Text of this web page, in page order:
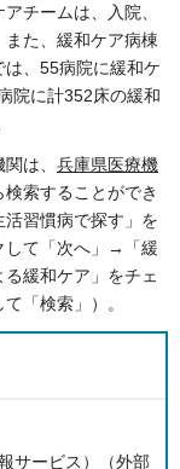
チームは、入院、
た、緩和ケア病棟
、55病院に緩和ケ
院に計352床の緩和
は、 兵庫県医療機
検索することができ
習慣病で探す」を
して「次へ」→「緩
緩和ケア」をチェ
「検索」）。
サービス）（外部